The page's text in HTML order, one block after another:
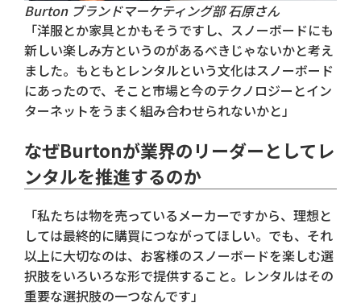
Burton ブランドマーケティング部 石原さん
「洋服とか家具とかもそうですし、スノーボードにも
新しい楽しみ方というのがあるべきじゃないかと考え
ました。もともとレンタルという文化はスノーボード
にあったので、そこと市場と今のテクノロジーとイン
ターネットをうまく組み合わせられないかと」
なぜBurtonが業界のリーダーとしてレ
ンタルを推進するのか
「私たちは物を売っているメーカーですから、理想と
しては最終的に購買につながってほしい。でも、それ
以上に大切なのは、お客様のスノーボードを楽しむ選
択肢をいろいろな形で提供すること。レンタルはその
重要な選択肢の一つなんです」